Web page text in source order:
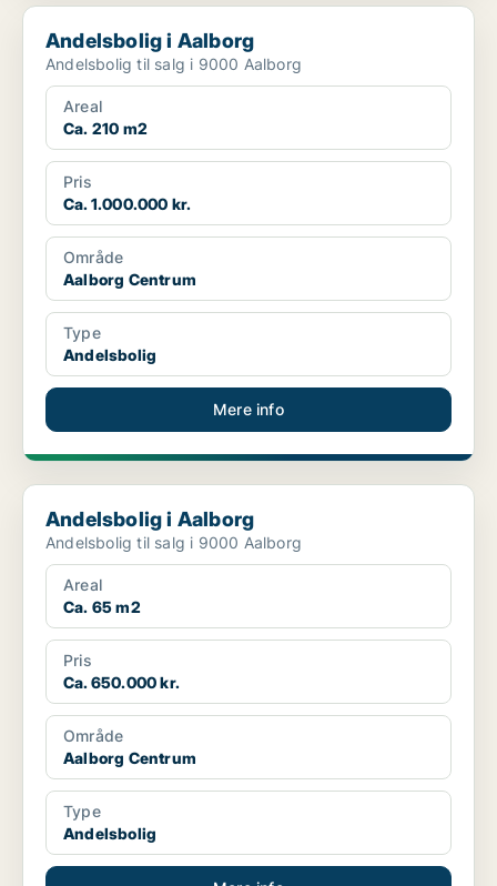
Andelsbolig i Aalborg
Andelsbolig i Aalborg
Andelsbolig til salg i 9000 Aalborg
Areal
Ca. 210 m2
Pris
Ca. 1.000.000 kr.
Område
Aalborg Centrum
Type
Andelsbolig
Mere info
Andelsbolig i Aalborg
Andelsbolig i Aalborg
Andelsbolig til salg i 9000 Aalborg
Areal
Ca. 65 m2
Pris
Ca. 650.000 kr.
Område
Aalborg Centrum
Type
Andelsbolig